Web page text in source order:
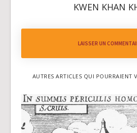
KWEN KHAN
LAISSER UN
AUTRES ARTICLES QUI POURRAIENT